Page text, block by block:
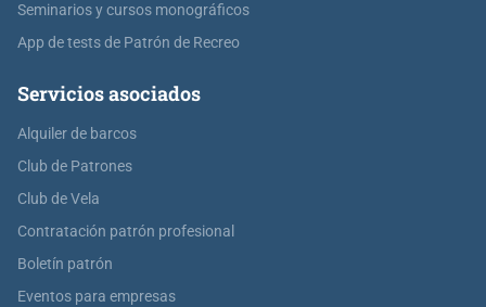
Seminarios y cursos monográficos
App de tests de Patrón de Recreo
Servicios asociados
Alquiler de barcos
Club de Patrones
Club de Vela
Contratación patrón profesional
Boletín patrón
Eventos para empresas